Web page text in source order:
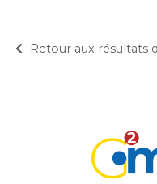
Retour aux résultats